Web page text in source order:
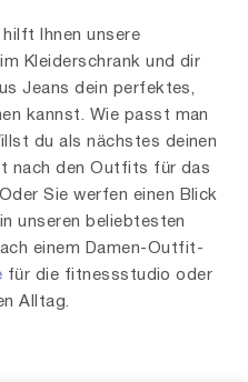
hilft Ihnen unsere
Kleiderschrank und dir
Jeans dein perfektes,
kannst. Wie passt man
du als nächstes deinen
nach den Outfits für das
Sie werfen einen Blick
unseren beliebtesten
einem Damen-Outfit-
für die fitnessstudio oder
Alltag.